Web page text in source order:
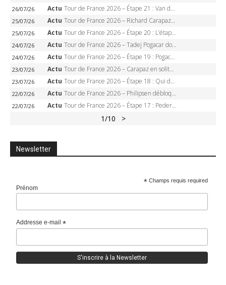
26/07/26 Actu Tour de France 2026 – Étape 21 : Van der Poel, Pogacar, qui succédera à Wout van Aert sur les Champs-Elysées ?
25/07/26 Actu Tour de France 2026 – Richard Carapaz roi des Alpes, doublé et maillot à pois, Seixas perd le podium
25/07/26 Actu Tour de France 2026 – Étape 20 : L’étape reine, Galibier, Sarenne, Alpe d’Huez, qui succédera à Pogacar ?
24/07/26 Actu Tour de France 2026 – Tadej Pogacar dompte l’Alpe d’Huez, 5e victoire, record de Pantani pulvérisé
24/07/26 Actu Tour de France 2026 – Étape 19 : Pogacar peut-il enfin dompter l’Alpe d’Huez ?
23/07/26 Actu Tour de France 2026 – Carapaz en solitaire à Orcières-Merlette, Paret-Peintre à un point du maillot à pois
23/07/26 Actu Tour de France 2026 – Étape 18 : Qui domptera Orcières-Merlette, première marche vers l’Alpe d’Huez ?
22/07/26 Actu Tour de France 2026 – Philipsen débloque son compteur à Voiron, Pedersen en danger pour le maillot vert
22/07/26 Actu Tour de France 2026 – Étape 17 : Pedersen peut-il verrouiller le maillot vert à Voiron ?
1/10 >
Newsletter
* Champs requis required
Prénom
Addresse e-mail*